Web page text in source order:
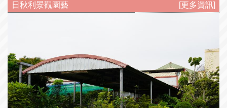
日秋利景觀園藝 [更多資訊]